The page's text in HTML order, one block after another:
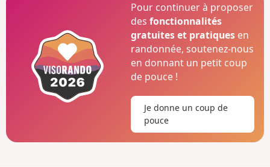
Pour continuer à proposer
desfonctionnalités
gratuites et pratiques en
randonnée, soutenez-nous
en donnant un petit coup
de pouce !
Je donne un coup de
pouce